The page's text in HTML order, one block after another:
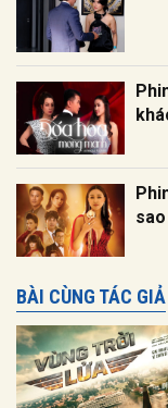
BÀI CÙNG TÁC GIẢ